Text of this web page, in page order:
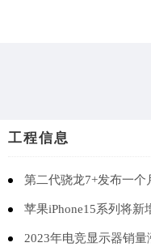
工程信息
第二代骁龙7+发布一个
2023年电竞显示器销